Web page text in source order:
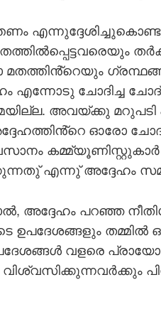
മതത്തിൻ്റെയും
എന്നോടു ചോദിച്ച
അവയ്ക്കു
ഓരോ
എന്നു് അദ്ദേഹം
അദ്ദേഹം പറഞ്ഞ
ഉപദേശങ്ങളും
വളരെ